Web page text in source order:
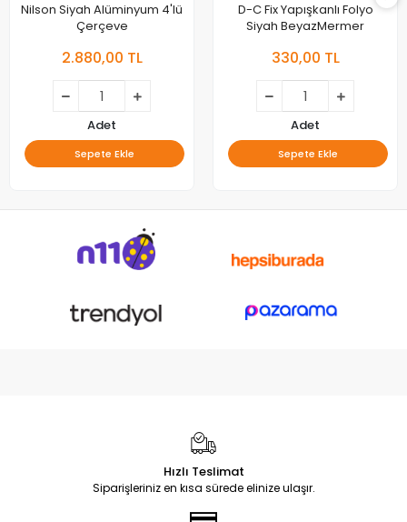
Nilson Siyah Alüminyum 4'lü
Çerçeve
2.880,00 TL
Adet
Sepete Ekle
D-C Fix Yapışkanlı Folyo
Siyah BeyazMermer
330,00 TL
Adet
Sepete Ekle
Hızlı Teslimat
Siparişleriniz en kısa sürede elinize ulaşır.